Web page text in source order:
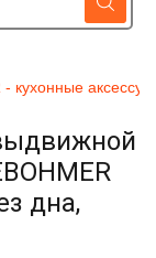
- кухонные
дна,